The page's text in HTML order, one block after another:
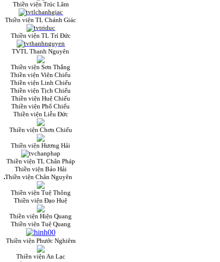
Thiền viện Trúc Lâm
Thiền viện TL Chánh Giác
Thiền viện TL Trí Đức
TVTL Thanh Nguyên
Thiền viện Sơn Thắng
Thiền viện Viên Chiếu
Thiền viện Linh Chiếu
Thiền viện Tịch Chiếu
Thiền viện Huệ Chiếu
Thiền viện Phổ Chiếu
Thiền viện Liễu Đức
Thiền viện Chơn Chiếu
Thiền viện Hương Hải
Thiền viện TL Chân Pháp
Thiền viện Bảo Hải
Thiền viện Chân Nguyên
Thiền viện Tuệ Thông
Thiền viện Đạo Huệ
Thiền viện Hiện Quang
Thiền viện Tuệ Quang
Thiền viện Phước Nghiêm
Thiền viện An Lạc